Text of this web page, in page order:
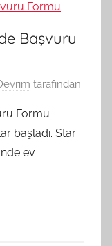
Başvuru
tarafından
Formu
başladı. Star
ev